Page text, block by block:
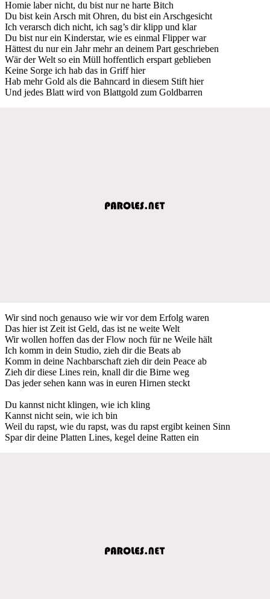
Homie laber nicht, du bist nur ne harte Bitch
Du bist kein Arsch mit Ohren, du bist ein Arschgesicht
Ich verarsch dich nicht, ich sag’s dir klipp und klar
Du bist nur ein Kinderstar, wie es einmal Flipper war
Hättest du nur ein Jahr mehr an deinem Part geschrieben
Wär der Welt so ein Müll hoffentlich erspart geblieben
Keine Sorge ich hab das in Griff hier
Hab mehr Gold als die Bahncard in diesem Stift hier
Und jedes Blatt wird von Blattgold zum Goldbarren
Wir sind noch genauso wie wir vor dem Erfolg waren
Das hier ist Zeit ist Geld, das ist ne weite Welt
Wir wollen hoffen das der Flow noch für ne Weile hält
Ich komm in dein Studio, zieh dir die Beats ab
Komm in deine Nachbarschaft zieh dir dein Peace ab
Zieh dir diese Lines rein, knall dir die Birne weg
Das jeder sehen kann was in euren Hirnen steckt
Du kannst nicht klingen, wie ich kling
Kannst nicht sein, wie ich bin
Weil du rapst, wie du rapst, was du rapst ergibt keinen Sinn
Spar dir deine Platten Lines, kegel deine Ratten ein